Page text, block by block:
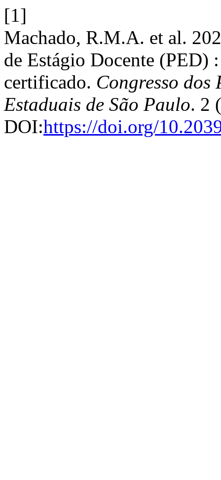
[1]
Machado, R.M.A. et al.
de Estágio Docente (PED)
certificado. Congresso
Estaduais de São Paulo. 2
DOI:https://doi.org/